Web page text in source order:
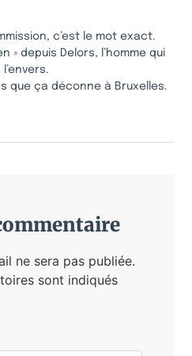
c’est le mot exact.
» depuis Delors, l’homme qui
que ça déconne à Bruxelles.
ne sera pas publiée.
sont indiqués